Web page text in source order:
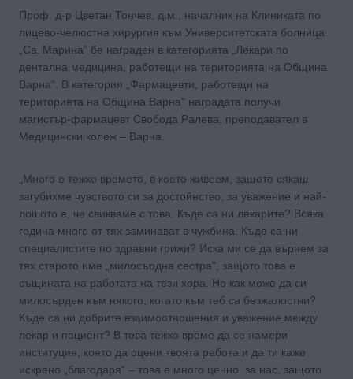
Проф. д-р Цветан Тончев, д.м., началник на Клиниката по
лицево-челюстна хирургия към Университетската болница
„Св. Марина“ бе награден в категорията „Лекари по
дентална медицина, работещи на територията на Община
Варна“. В категория „Фармацевти, работещи на
територията на Община Варна“ наградата получи
магистър-фармацевт Свобода Ралева, преподавател в
Медицински колеж – Варна.
„Много е тежко времето, в което живеем, защото сякаш
загубихме чувството си за достойнство, за уважение и най-
лошото е, че свикваме с това. Къде са ни лекарите? Всяка
година много от тях заминават в чужбина. Къде са ни
специалистите по здравни грижи? Иска ми се да върнем за
тях старото име „милосърдна сестра“, защото това е
същината на работата на тези хора. Но как може да си
милосърден към някого, когато към теб са безжалостни?
Къде са ни добрите взаимоотношения и уважение между
лекар и пациент? В това тежко време да се намери
институция, която да оцени твоята работа и да ти каже
искрено „благодаря“ – това е много ценно за нас, защото